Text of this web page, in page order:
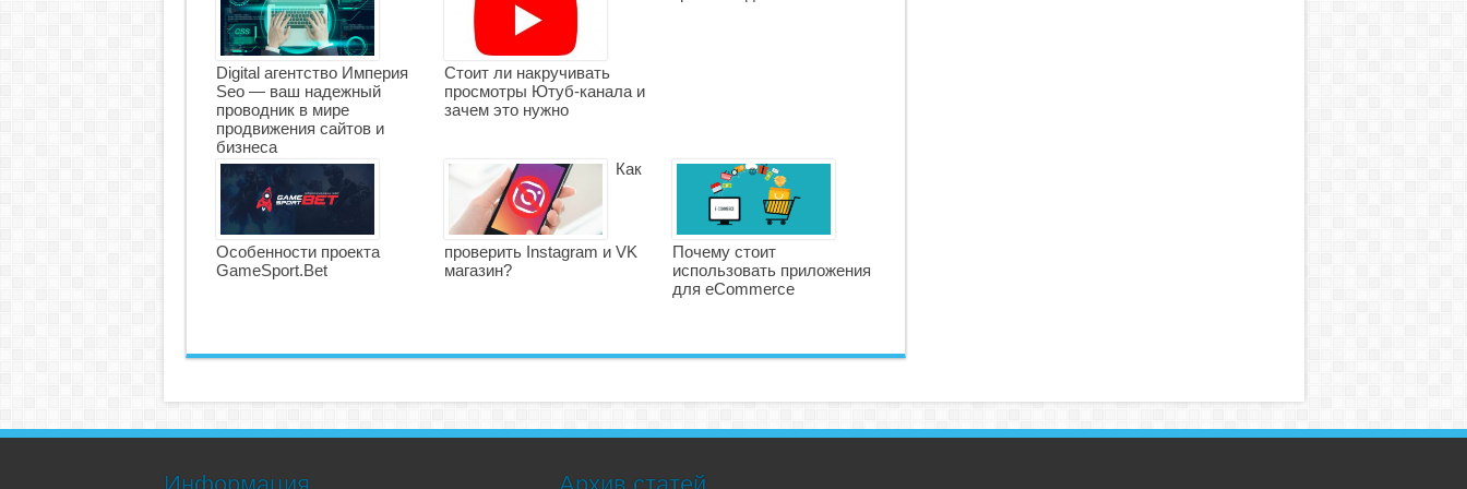
Digital агентство Империя
Seo — ваш надежный
проводник в мире
продвижения сайтов и
бизнеса
Стоит ли накручивать
просмотры Ютуб-канала и
зачем это нужно
Особенности проекта
GameSport.Bet
Как
проверить Instagram и VK
магазин?
Почему стоит
использовать приложения
для eCommerce